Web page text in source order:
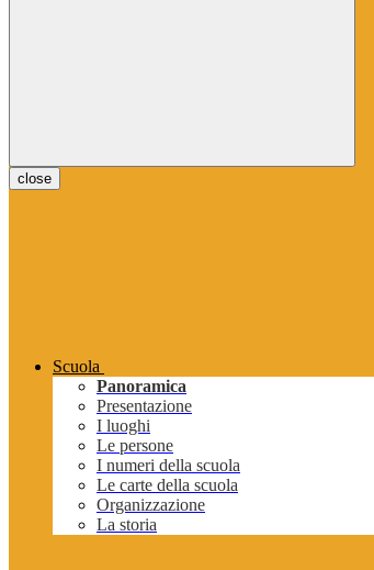
close
Scuola
Panoramica
Presentazione
I luoghi
Le persone
I numeri della scuola
Le carte della scuola
Organizzazione
La storia